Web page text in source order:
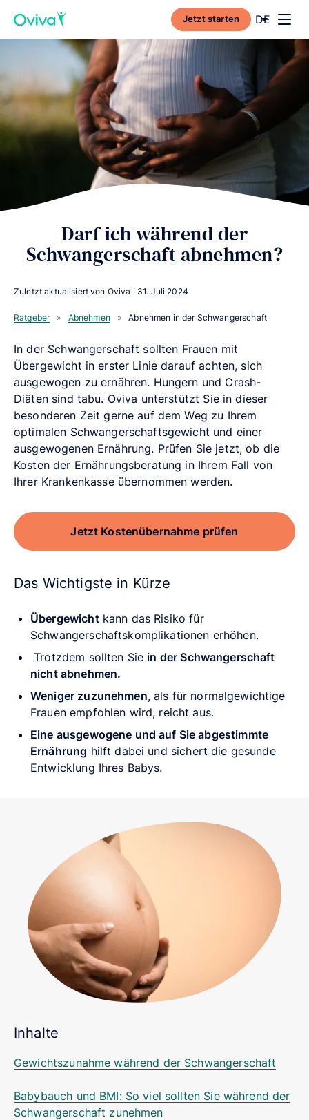
Jetzt starten Current
DE
Darf ich während der
Schwangerschaft abnehmen?
Zuletzt aktualisiert von Oviva · 31. Juli 2024
Ratgeber » Abnehmen » Abnehmen in der Schwangerschaft
In der Schwangerschaft sollten Frauen mit
Übergewicht in erster Linie darauf achten, sich
ausgewogen zu ernähren. Hungern und Crash-
Diäten sind tabu. Oviva unterstützt Sie in dieser
besonderen Zeit gerne auf dem Weg zu Ihrem
optimalen Schwangerschaftsgewicht und einer
ausgewogenen Ernährung. Prüfen Sie jetzt, ob die
Kosten der Ernährungsberatung in Ihrem Fall von
Ihrer Krankenkasse übernommen werden.
Jetzt Kostenübernahme prüfen
Das Wichtigste in Kürze
Übergewichtkann das Risiko für
Schwangerschaftskomplikationen erhöhen.
Trotzdem sollten Sie in der Schwangerschaft
nicht abnehmen.
Weniger zuzunehmen, als für normalgewichtige
Frauen empfohlen wird, reicht aus.
Eine ausgewogene und auf Sie abgestimmte
Ernährung hilft dabei und sichert die gesunde
Entwicklung Ihres Babys.
Inhalte
Gewichtszunahme während der Schwangerschaft
Babybauch und BMI: So viel sollten Sie während der
Schwangerschaft zunehmen